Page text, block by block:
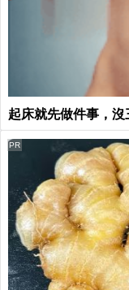
起床就先做件事，沒
PR